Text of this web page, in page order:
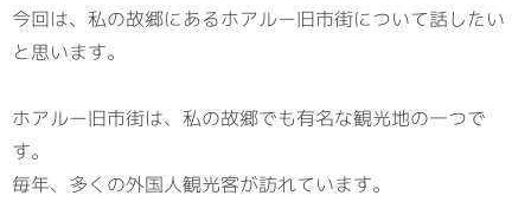
今回は、私の故郷にあるホアルー旧市街について話したい
と思います。
ホアルー旧市街は、私の故郷でも有名な観光地の一つで
す。
毎年、多くの外国人観光客が訪れています。